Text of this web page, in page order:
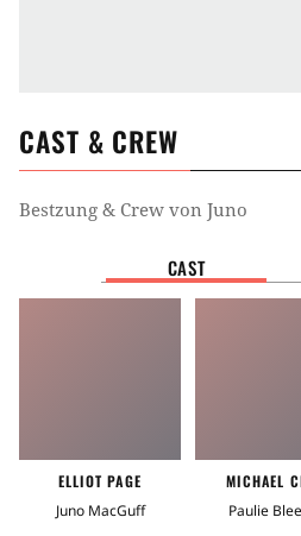
CAST & CREW
Bestzung & Crew von Juno
CAST
ELLIOT PAGE
Juno MacGuff
MICHAEL
Paulie